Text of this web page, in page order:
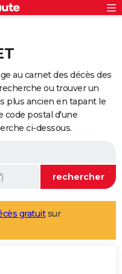
au carnet des décès des
ou trouver un
plus ancien en tapant le
code postal d'une
ci-dessous.
gratuitsur